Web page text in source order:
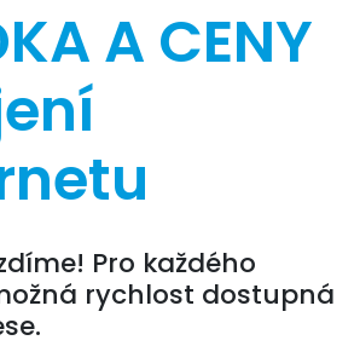
A CENY
Pro každého
rychlost dostupná